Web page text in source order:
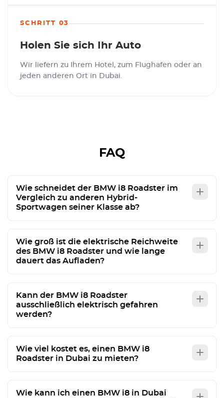
SCHRITT 03
Holen Sie sich Ihr Auto
Wir liefern zu Ihrem Hotel, zum Flughafen oder an
jeden anderen Ort in Dubai.
FAQ
Wie schneidet der BMW i8 Roadster im
Vergleich zu anderen Hybrid-
Sportwagen seiner Klasse ab?
Wie groß ist die elektrische Reichweite
des BMW i8 Roadster und wie lange
dauert das Aufladen?
Kann der BMW i8 Roadster
ausschließlich elektrisch gefahren
werden?
Wie viel kostet es, einen BMW i8
Roadster in Dubai zu mieten?
Wie kann ich einen BMW i8 in Dubai